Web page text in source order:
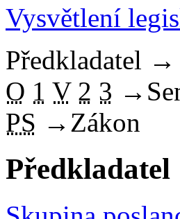
Vysvětlení
Předkladatel →
O 1 V 2 3 →
PS → Zákon
Předkladatel